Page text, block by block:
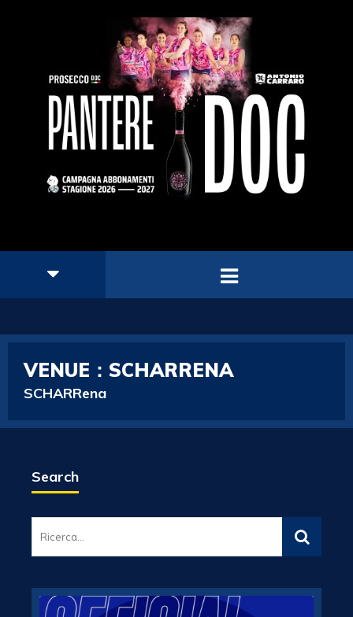
VENUE：SCHARRENA
SCHARRena
Search